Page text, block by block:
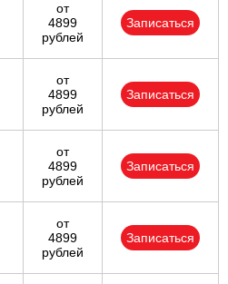
от
4899
рублей
Записаться
от
4899
рублей
Записаться
от
4899
рублей
Записаться
от
4899
рублей
Записаться